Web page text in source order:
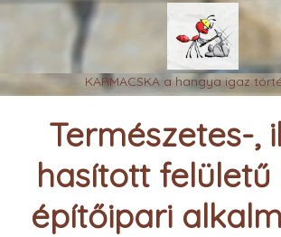
KARMACSKA a hangya igaz
Természetes-,
hasított felületű
építőipari